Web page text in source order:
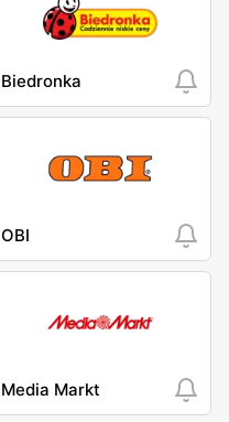
Biedronka
OBI
Media Markt